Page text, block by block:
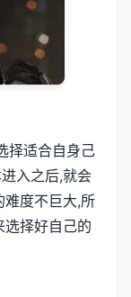
择适合自身己
入之后,就会
难度不巨大,所
选择好自己的